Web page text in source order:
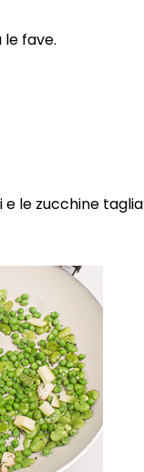
fave.
e le zucchine